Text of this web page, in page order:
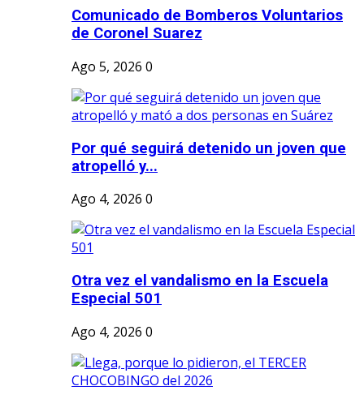
Comunicado de Bomberos Voluntarios
de Coronel Suarez
Ago 5, 2026 0
Por qué seguirá detenido un joven que
atropelló y...
Ago 4, 2026 0
Otra vez el vandalismo en la Escuela
Especial 501
Ago 4, 2026 0